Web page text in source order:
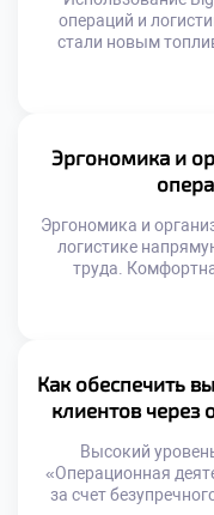
операций и
стали новым
расчетам. Решения
инструментами
грамотность
Эргономика и
Эргономика и
логистике
труда.
процессов зависит
сотрудников
бизнеса.
концентрации
Как обеспечить
клиентов через
Высокий
«Операционная
за счет